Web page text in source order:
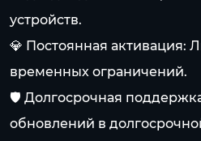
устройств.
💎 Постоянная активация:
временных ограничений.
🛡️ Долгосрочная
обновлений в